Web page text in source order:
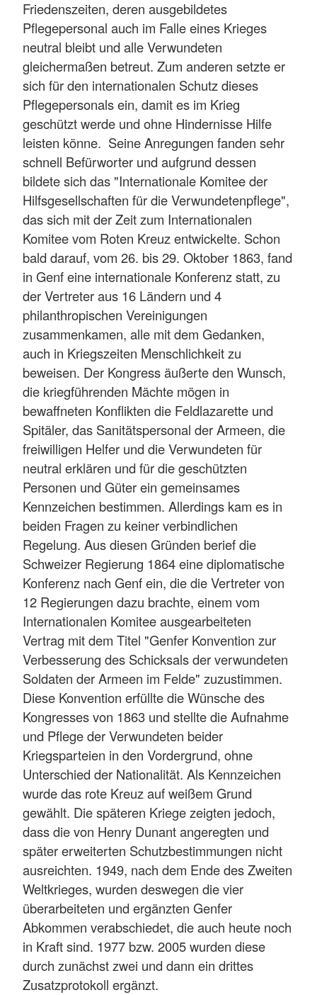
Friedenszeiten, deren ausgebildetes
Pflegepersonal auch im Falle eines Krieges
neutral bleibt und alle Verwundeten
gleichermaßen betreut. Zum anderen setzte er
sich für den internationalen Schutz dieses
Pflegepersonals ein, damit es im Krieg
geschützt werde und ohne Hindernisse Hilfe
leisten könne. Seine Anregungen fanden sehr
schnell Befürworter und aufgrund dessen
bildete sich das "Internationale Komitee der
Hilfsgesellschaften für die Verwundetenpflege",
das sich mit der Zeit zum Internationalen
Komitee vom Roten Kreuz entwickelte. Schon
bald darauf, vom 26. bis 29. Oktober 1863, fand
in Genf eine internationale Konferenz statt, zu
der Vertreter aus 16 Ländern und 4
philanthropischen Vereinigungen
zusammenkamen, alle mit dem Gedanken,
auch in Kriegszeiten Menschlichkeit zu
beweisen. Der Kongress äußerte den Wunsch,
die kriegführenden Mächte mögen in
bewaffneten Konflikten die Feldlazarette und
Spitäler, das Sanitätspersonal der Armeen, die
freiwilligen Helfer und die Verwundeten für
neutral erklären und für die geschützten
Personen und Güter ein gemeinsames
Kennzeichen bestimmen. Allerdings kam es in
beiden Fragen zu keiner verbindlichen
Regelung. Aus diesen Gründen berief die
Schweizer Regierung 1864 eine diplomatische
Konferenz nach Genf ein, die die Vertreter von
12 Regierungen dazu brachte, einem vom
Internationalen Komitee ausgearbeiteten
Vertrag mit dem Titel "Genfer Konvention zur
Verbesserung des Schicksals der verwundeten
Soldaten der Armeen im Felde" zuzustimmen.
Diese Konvention erfüllte die Wünsche des
Kongresses von 1863 und stellte die Aufnahme
und Pflege der Verwundeten beider
Kriegsparteien in den Vordergrund, ohne
Unterschied der Nationalität. Als Kennzeichen
wurde das rote Kreuz auf weißem Grund
gewählt. Die späteren Kriege zeigten jedoch,
dass die von Henry Dunant angeregten und
später erweiterten Schutzbestimmungen nicht
ausreichten. 1949, nach dem Ende des Zweiten
Weltkrieges, wurden deswegen die vier
überarbeiteten und ergänzten Genfer
Abkommen verabschiedet, die auch heute noch
in Kraft sind. 1977 bzw. 2005 wurden diese
durch zunächst zwei und dann ein drittes
Zusatzprotokoll ergänzt.